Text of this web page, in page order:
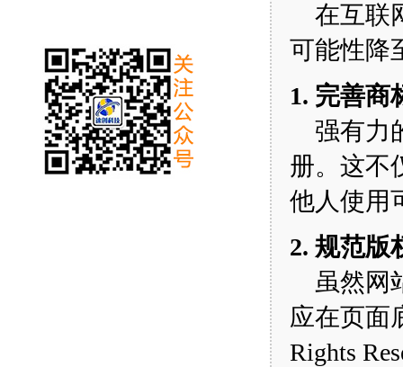
在互联
可能性降
1. 完善商
强有力
册。这不
他人使用
2. 规范版
虽然网
应在页面
Rights